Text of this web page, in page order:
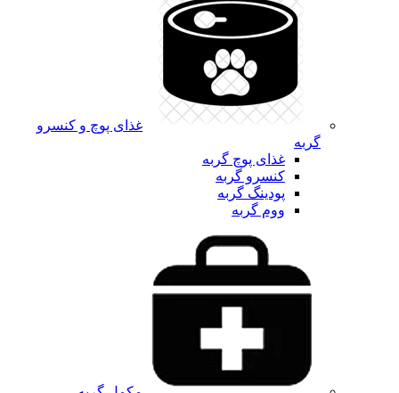
غذای پوچ و کنسرو
گربه
غذای پوچ گربه
کنسرو گربه
پودینگ گربه
ووم گربه